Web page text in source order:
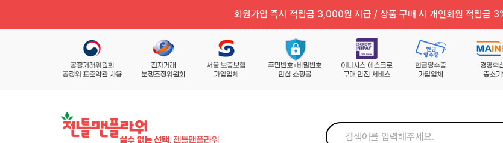
회원가입 즉시 적립금 3,000원 지급 / 상품 구매 시 개인회원 적립금